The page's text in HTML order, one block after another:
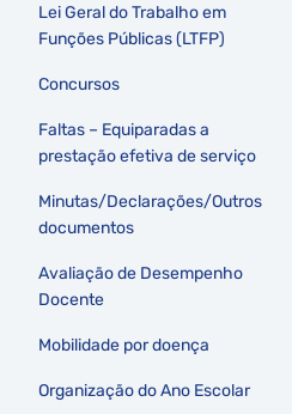
Lei Geral do Trabalho em
Funções Públicas (LTFP)
Concursos
Faltas – Equiparadas a
prestação efetiva de serviço
Minutas/Declarações/Outros
documentos
Avaliação de Desempenho
Docente
Mobilidade por doença
Organização do Ano Escolar